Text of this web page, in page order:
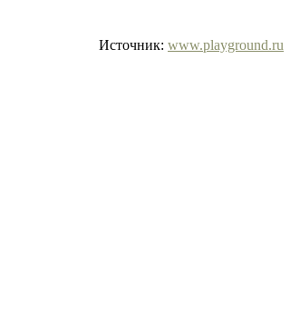
Источник: www.playground.ru